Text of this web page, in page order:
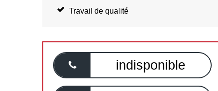
Travail de qualité
indisponible